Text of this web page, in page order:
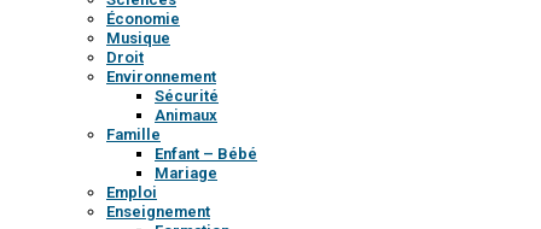
Économie
Musique
Droit
Environnement
Sécurité
Animaux
Famille
Enfant – Bébé
Mariage
Emploi
Enseignement